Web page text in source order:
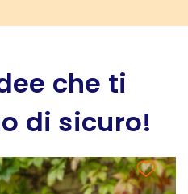
che ti
di sicuro!